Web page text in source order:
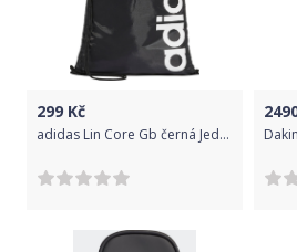
originální design a grafika batohu
extrémně vysoká kvalita materiálů -
materálperfektní ventilace vzduchu -
zádové části ergonomicky tvarovaná,
široké, měkce polstrované ramenní
hrudní popruh přezky pro připevnění
zátěže) boční kapsa s klíčenkou boční
299 Kč
adidas Lin Core Gb černá Jednotná